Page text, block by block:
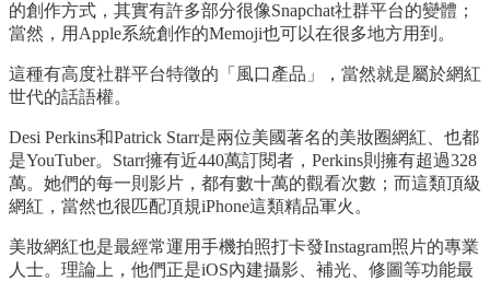
的創作方式，其實有許多部分很像Snapchat社群平台的變體；
當然，用Apple系統創作的Memoji也可以在很多地方用到。
這種有高度社群平台特徵的「風口產品」，當然就是屬於網紅
世代的話語權。
Desi Perkins和Patrick Starr是兩位美國著名的美妝圈網紅、也都
是YouTuber。Starr擁有近440萬訂閱者，Perkins則擁有超過328
萬。她們的每一則影片，都有數十萬的觀看次數；而這類頂級
網紅，當然也很匹配頂規iPhone這類精品軍火。
美妝網紅也是最經常運用手機拍照打卡發Instagram照片的專業
人士。理論上，他們正是iOS內建攝影、補光、修圖等功能最